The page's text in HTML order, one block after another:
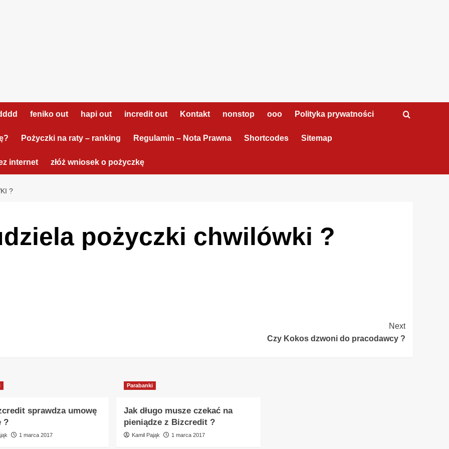
feniko out hapi out incredit out Kontakt nonstop ooo Polityka prywatności
Pożyczki na raty – ranking Regulamin – Nota Prawna Shortcodes Sitemap
internet złóż wniosek o pożyczkę
?
pożyczki chwilówki ?
Next
Czy Kokos dzwoni do pracodawcy ?
sprawdza umowę
?
1 marca 2017
Parabanki
Jak długo musze czekać na
pieniądze z Bizcredit ?
Kamil Pająk 1 marca 2017